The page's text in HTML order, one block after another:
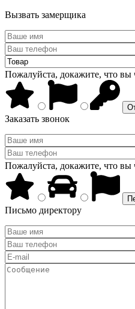
Вызвать замерщика
Пожалуйста, докажите, что вы
Заказать звонок
Пожалуйста, докажите, что вы
Письмо директору